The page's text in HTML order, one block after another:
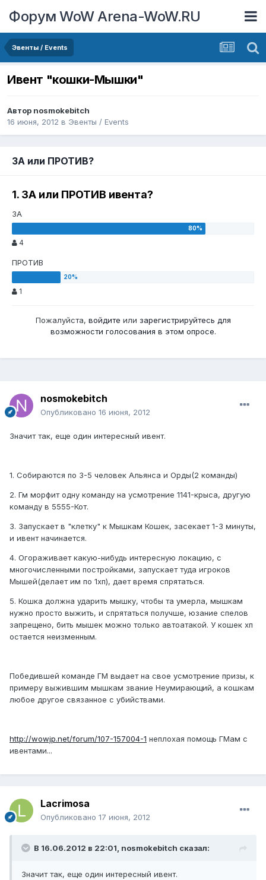
Форум WoW Arena-WoW.RU
Эвенты / Events
Ивент "кошки-Мышки"
Автор nosmokebitch
16 июня, 2012 в Эвенты / Events
ЗА или ПРОТИВ?
1. ЗА или ПРОТИВ ивента?
ЗА
4
ПРОТИВ
1
Пожалуйста, войдите или зарегистрируйтесь для
возможности голосования в этом опросе.
nosmokebitch
Опубликовано 16 июня, 2012
Значит так, еще один интересный ивент.
1. Собираются по 3-5 человек Альянса и Орды(2 команды)
2. Гм морфит одну команду на усмотрение 1141-крыса, другую
команду в 5555-Кот.
3. Запускает в "клетку" к Мышкам Кошек, засекает 1-3 минуты,
и ивент начинается.
4. Огораживает какую-нибудь интересную локацию, с
многочисленными постройками, запускает туда игроков
Мышей(делает им по 1хп), дает время спрятаться.
5. Кошка должна ударить мышку, чтобы та умерла, мышкам
нужно просто выжить, и спрятаться получше, юзание спелов
запрещено, бить мышек можно только автоатакой. У кошек хп
остается неизменным.
Победившей команде ГМ выдает на свое усмотрение призы, к
примеру выжившим мышкам звание Неумирающий, а кошкам
любое другое связанное с убийствами.
http://wowjp.net/forum/107-157004-1 неплохая помощь ГМам с
ивентами...
Lacrimosa
Опубликовано 17 июня, 2012
В 16.06.2012 в 22:01, nosmokebitch сказал:
Значит так, еще один интересный ивент.